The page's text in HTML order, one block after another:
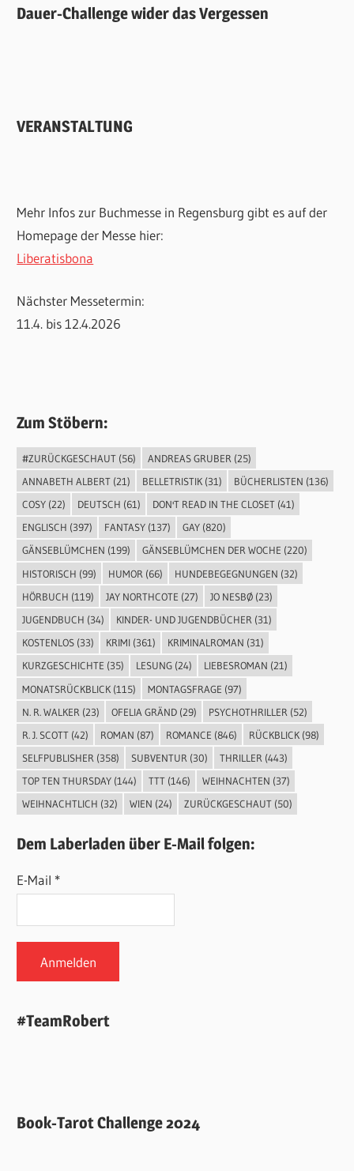
Dauer-Challenge wider das Vergessen
VERANSTALTUNG
Mehr Infos zur Buchmesse in Regensburg gibt es auf der
Homepage der Messe hier:
Liberatisbona
Nächster Messetermin:
11.4. bis 12.4.2026
Zum Stöbern:
#ZURÜCKGESCHAUT(56) ANDREAS GRUBER (25)
ANNABETH ALBERT(21) BELLETRISTIK(31) BÜCHERLISTEN (136)
COSY(22) DEUTSCH (61) DON'T READ IN THE CLOSET(41)
ENGLISCH (397) FANTASY(137) GAY(820)
GÄNSEBLÜMCHEN (199) GÄNSEBLÜMCHEN DER WOCHE (220)
HISTORISCH (99) HUMOR (66) HUNDEBEGEGNUNGEN (32)
HÖRBUCH (119) JAY NORTHCOTE (27) JO NESBØ(23)
JUGENDBUCH (34) KINDER- UND JUGENDBÜCHER (31)
KOSTENLOS(33) KRIMI(361) KRIMINALROMAN (31)
KURZGESCHICHTE (35) LESUNG(24) LIEBESROMAN (21)
MONATSRÜCKBLICK(115) MONTAGSFRAGE (97)
N. R. WALKER (23) OFELIA GRÄND(29) PSYCHOTHRILLER (52)
R. J. SCOTT(42) ROMAN (87) ROMANCE (846) RÜCKBLICK(98)
SELFPUBLISHER (358) SUBVENTUR (30) THRILLER (443)
TOP TEN THURSDAY(144) TTT(146) WEIHNACHTEN (37)
WEIHNACHTLICH (32) WIEN (24) ZURÜCKGESCHAUT(50)
Dem Laberladen über E-Mail folgen:
E-Mail *
#TeamRobert
Book-Tarot Challenge 2024